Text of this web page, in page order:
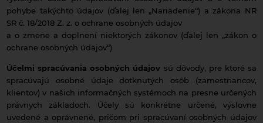
pohybe takýchto údajov (ďalej len „Nariadenie“) a zákona NR
SR č. 18/2018 Z. z. o ochrane osobných údajov
a o zmene a doplnení niektorých zákonov (ďalej len „zákon o
ochrane osobných údajov“)
Účelmi spracúvania osobných údajov sú dôvody, pre ktoré sa
spracúvajú osobné údaje dotknutých osôb (zamestnancov,
klientov) v našich informačných systémoch na presne určených
právnych základoch. Účely sú konkrétne určené, výslovne
uvedené a oprávnené, pričom pri spracúvaní osobných údajov